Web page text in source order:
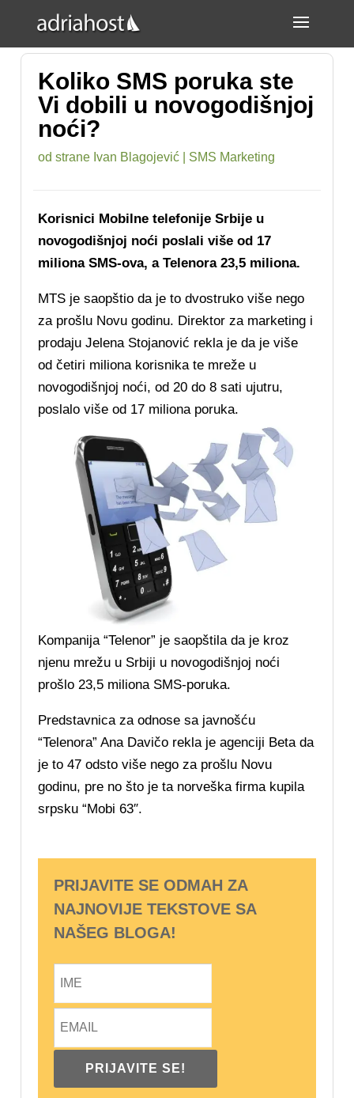
Koliko SMS poruka ste
Vi dobili u novogodišnjoj
noći?
od strane Ivan Blagojević SMS Marketing
Korisnici Mobilne telefonije Srbije u
novogodišnjoj noći poslali više od 17
miliona SMS-ova, a Telenora 23,5 miliona.
MTS je saopštio da je to dvostruko više nego
za prošlu Novu godinu. Direktor za marketing i
prodaju Jelena Stojanović rekla je da je više
od četiri miliona korisnika te mreže u
novogodišnjoj noći, od 20 do 8 sati ujutru,
poslalo više od 17 miliona poruka.
Kompanija “Telenor” je saopštila da je kroz
njenu mrežu u Srbiji u novogodišnjoj noći
prošlo 23,5 miliona SMS-poruka.
Predstavnica za odnose sa javnošću
“Telenora” Ana Davičo rekla je agenciji Beta da
je to 47 odsto više nego za prošlu Novu
godinu, pre no što je ta norveška firma kupila
srpsku “Mobi 63″.
PRIJAVITE SE ODMAH ZA
NAJNOVIJE TEKSTOVE SA
NAŠEG BLOGA!